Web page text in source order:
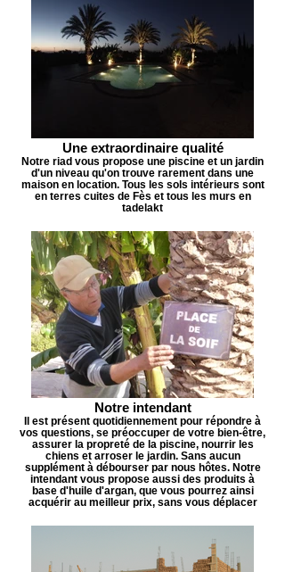
Une extraordinaire qualité
Notre riad vous propose une piscine et un jardin
d'un niveau qu'on trouve rarement dans une
maison en location. Tous les sols intérieurs sont
en terres cuites de Fès et tous les murs en
tadelakt
Notre intendant
Il est présent quotidiennement pour répondre à
vos questions, se préoccuper de votre bien-être,
assurer la propreté de la piscine, nourrir les
chiens et arroser le jardin. Sans aucun
supplément à débourser par nous hôtes. Notre
intendant vous propose aussi des produits à
base d'huile d'argan, que vous pourrez ainsi
acquérir au meilleur prix, sans vous déplacer